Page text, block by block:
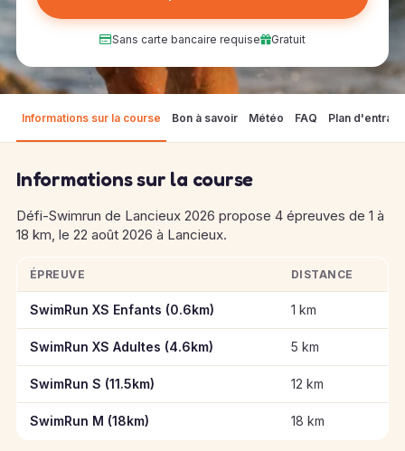
Sans carte bancaire requise Gratuit
Informations sur la course Bon à savoir Météo FAQ Plan
Informations sur la course
Défi-Swimrun de Lancieux 2026 propose 4 épreuves de 1 à
18 km, le 22 août 2026 à Lancieux.
Informations clés des épreuves de Défi-Swimrun de
ÉPREUVE DISTANCE
SwimRun XS Enfants (0.6km) 1 km
SwimRun XS Adultes (4.6km) 5 km
SwimRun S (11.5km) 12 km
SwimRun M (18km) 18 km